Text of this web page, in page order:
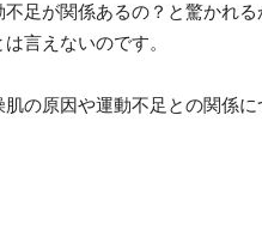
不足が関係あるの？と驚かれ
言えないのです。
肌の原因や運動不足との関係に